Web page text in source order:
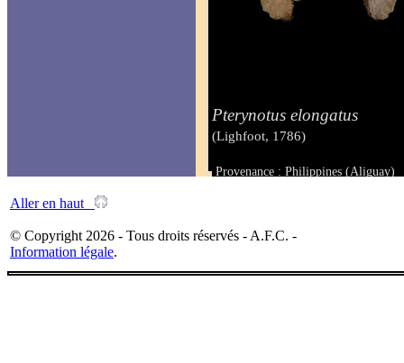
Pterynotus elongatus
(Lighfoot, 1786)
Provenance : Philippines (Aliguay)
Aller en haut
© Copyright 2026 - Tous droits réservés - A.F.C. -
Information légale.